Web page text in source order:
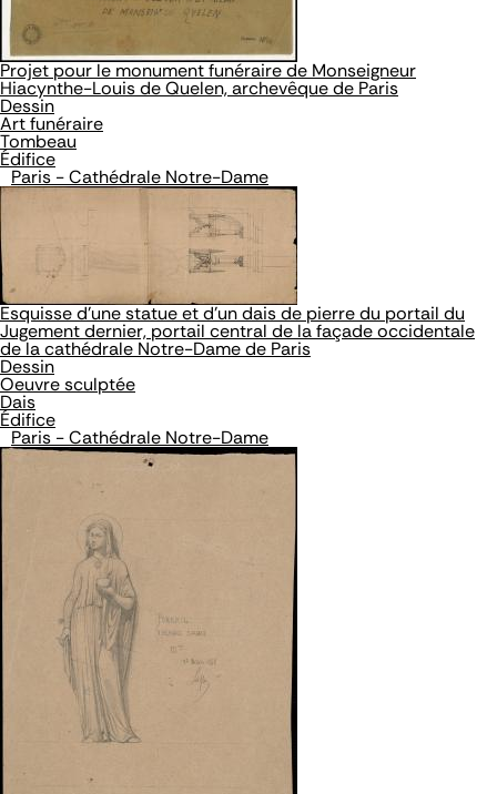
Projet pour le monument funéraire de Monseigneur
Hiacynthe-Louis de Quelen, archevêque de Paris
Dessin
Art funéraire
Tombeau
Édifice
Paris - Cathédrale Notre-Dame
Esquisse d'une statue et d'un dais de pierre du portail du
Jugement dernier, portail central de la façade occidentale
de la cathédrale Notre-Dame de Paris
Dessin
Oeuvre sculptée
Dais
Édifice
Paris - Cathédrale Notre-Dame